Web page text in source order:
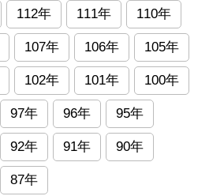
112年 111年 110年
107年 106年 105年
102年 101年 100年
97年 96年 95年
92年 91年 90年
87年